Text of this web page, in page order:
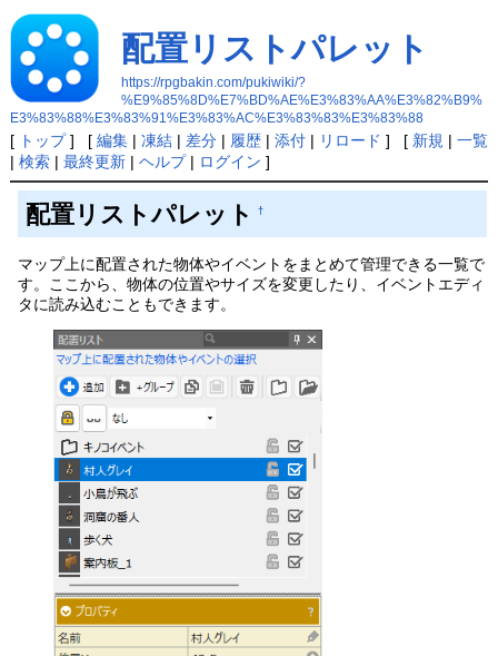
配置リストパレット
https://rpgbakin.com/pukiwiki/?
%E9%85%8D%E7%BD%AE%E3%83%AA%E3%82%B9%
E3%83%88%E3%83%91%E3%83%AC%E3%83%83%E3%83%88
[ トップ] [ 編集| 凍結| 差分| 履歴| 添付| リロード ] [ 新規 | 一覧
| 検索| 最終更新| ヘルプ| ログイン ]
配置リストパレット †
マップ上に配置された物体やイベントをまとめて管理できる一覧で
す。ここから、物体の位置やサイズを変更したり、イベントエディ
タに読み込むこともできます。